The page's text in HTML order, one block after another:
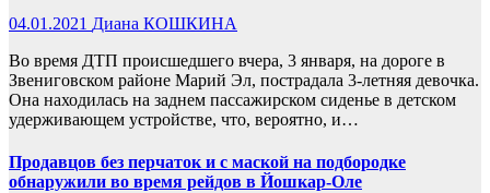
04.01.2021 Диана КОШКИНА
Во время ДТП происшедшего вчера, 3 января, на дороге в
Звениговском районе Марий Эл, пострадала 3-летняя девочка.
Она находилась на заднем пассажирском сиденье в детском
удерживающем устройстве, что, вероятно, и…
Продавцов без перчаток и с маской на подбородке
обнаружили во время рейдов в Йошкар-Оле